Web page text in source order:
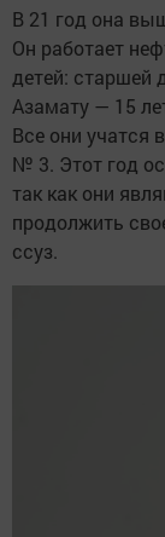
В 21 год она
Он работает
детей: старшей
Азамату — 15
Все они учатся
№ 3. Этот год
так как они
продолжить
ссуз.